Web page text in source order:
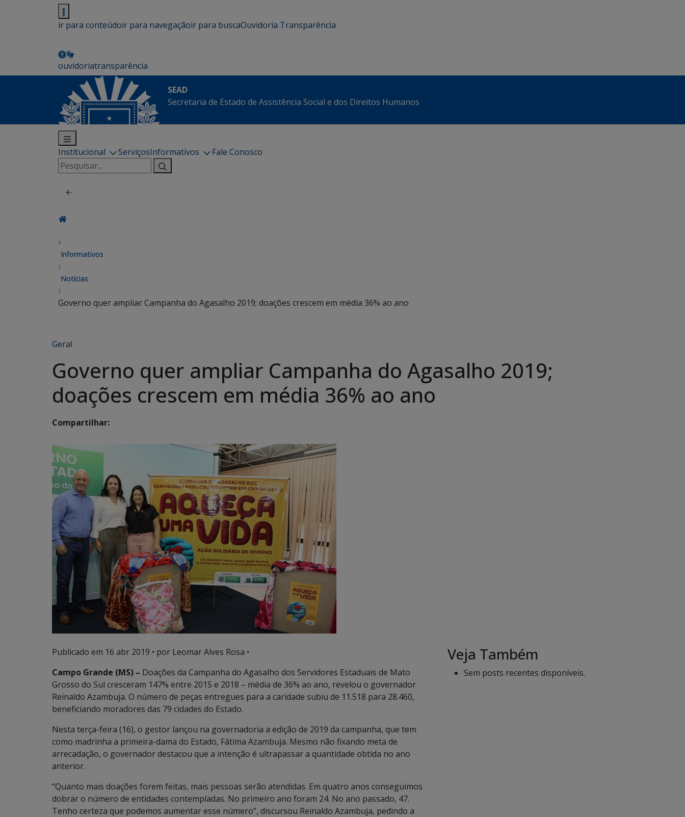
ir para conteúdoir para navegaçãoir para buscaOuvidoria Transparência
ouvidoriatransparência
SEAD
Secretaria de Estado de Assistência Social e dos Direitos Humanos
Institucional ServiçosInformativos
Fale Conosco
Pesquisar
por:
Informativos
Notícias
Governo quer ampliar Campanha do Agasalho 2019; doações crescem em média 36% ao ano
Geral
Governo quer ampliar Campanha do Agasalho 2019;
doações crescem em média 36% ao ano
Compartilhar:
Publicado em 16 abr 2019 • por Leomar Alves Rosa •
Campo Grande (MS) – Doações da Campanha do Agasalho dos Servidores Estaduais de Mato
Grosso do Sul cresceram 147% entre 2015 e 2018 – média de 36% ao ano, revelou o governador
Reinaldo Azambuja. O número de peças entregues para a caridade subiu de 11.518 para 28.460,
beneficiando moradores das 79 cidades do Estado.
Nesta terça-feira (16), o gestor lançou na governadoria a edição de 2019 da campanha, que tem
como madrinha a primeira-dama do Estado, Fátima Azambuja. Mesmo não fixando meta de
arrecadação, o governador destacou que a intenção é ultrapassar a quantidade obtida no ano
anterior.
“Quanto mais doações forem feitas, mais pessoas serão atendidas. Em quatro anos conseguimos
dobrar o número de entidades contempladas. No primeiro ano foram 24. No ano passado, 47.
Tenho certeza que podemos aumentar esse número”, discursou Reinaldo Azambuja, pedindo a
Veja Também
Sem posts recentes disponíveis.